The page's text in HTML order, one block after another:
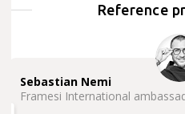
Reference
Sebastian Nemi
Framesi International